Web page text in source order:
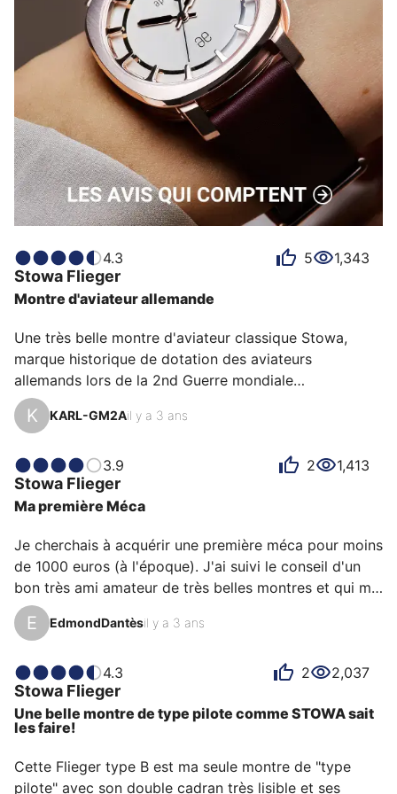
4.3 5 1,343
Stowa Flieger
Montre d'aviateur allemande
Une très belle montre d'aviateur classique Stowa,
marque historique de dotation des aviateurs
allemands lors de la 2nd Guerre mondiale
J'aime le cadran lisible et épuré sans date et sans
logo.
lui donne une petite touche de raffinement.
J'apprécie tout particulièrement son mouvement
UNITAS 6498 à remontage manuel de belle facture,
marque.
Le boitier robuste brossé et sa couronne
surdimensionnée ajoute au style…
K KARL-GM2Ail y a 3 ans
3.9 2 1,413
Stowa Flieger
Ma première Méca
Je cherchais à acquérir une première méca pour moins
de 1000 euros (à l'époque). J'ai suivi le conseil d'un
bon très ami amateur de très belles montres et qui me
connait bien. J'ai été attiré par son histoire (la montre
aviateur), son design sobre assorti de détails
clous). La couronne bien finie et non proéminente
complète le tout.  Une valeur sure pour celui qui
commence à s'intéresser à l'horlogerie. Je ne m'en
lasse pas et continue de la porter de maniè…
E EdmondDantèsil y a 3 ans
4.3 2 2,037
Stowa Flieger
Une belle montre de type pilote comme STOWA sait
les faire!
Cette Flieger type B est ma seule montre de "type
pilote" avec son double cadran très lisible et ses